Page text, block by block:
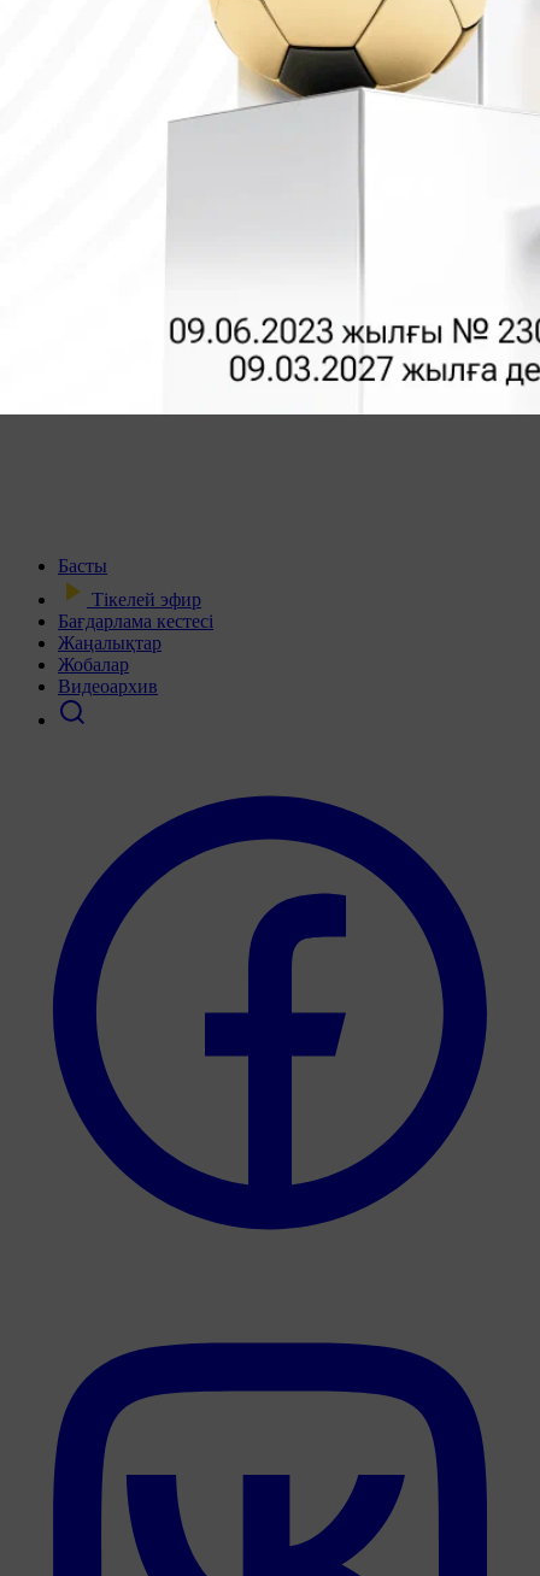
Басты
Тікелей эфир
Бағдарлама кестесі
Жаңалықтар
Жобалар
Видеоархив